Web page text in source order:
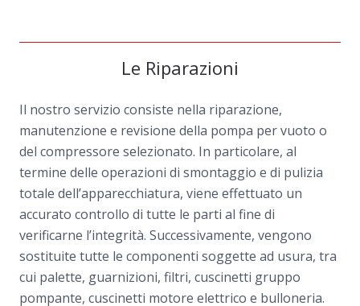
Le Riparazioni
Il nostro servizio consiste nella riparazione,
manutenzione e revisione della pompa per vuoto o
del compressore selezionato. In particolare, al
termine delle operazioni di smontaggio e di pulizia
totale dell’apparecchiatura, viene effettuato un
accurato controllo di tutte le parti al fine di
verificarne l’integrità. Successivamente, vengono
sostituite tutte le componenti soggette ad usura, tra
cui palette, guarnizioni, filtri, cuscinetti gruppo
pompante, cuscinetti motore elettrico e bulloneria.